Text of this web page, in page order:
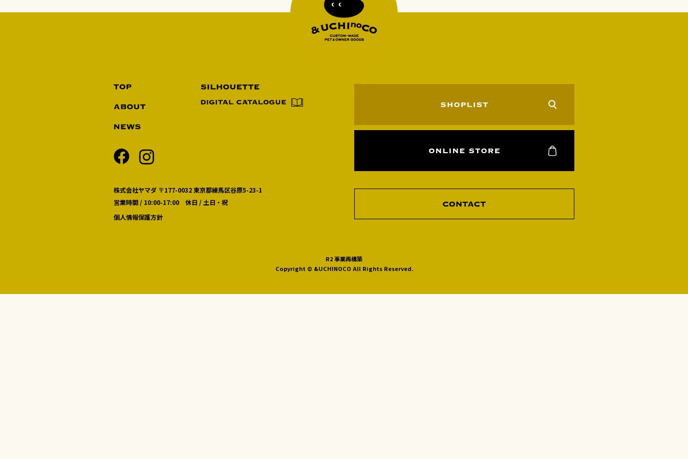
株式会社ヤマダ 〒177-0032 東京都練馬区谷原5-23-1
営業時間 / 10:00-17:00 休日 / 土日・祝
個人情報保護方針
R2 事業再構築
Copyright © &UCHINOCO All Rights Reserved.